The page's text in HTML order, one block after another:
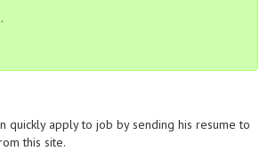
quickly apply to job by sending his resume to
this site.